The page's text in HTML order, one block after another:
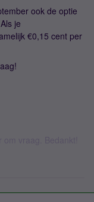
ook de optie
je
€0,15 cent per